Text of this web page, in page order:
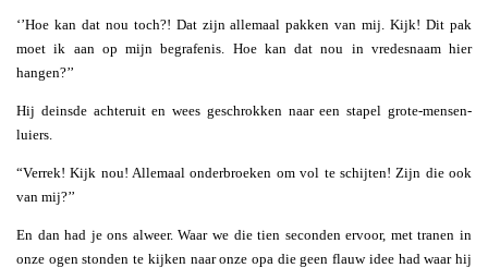
‘’Hoe kan dat nou toch?! Dat zijn allemaal pakken van mij. Kijk! Dit pak
moet ik aan op mijn begrafenis. Hoe kan dat nou in vredesnaam hier
hangen?’’
Hij deinsde achteruit en wees geschrokken naar een stapel grote-mensen-
luiers.
“Verrek! Kijk nou! Allemaal onderbroeken om vol te schijten! Zijn die ook
van mij?’’
En dan had je ons alweer. Waar we die tien seconden ervoor, met tranen in
onze ogen stonden te kijken naar onze opa die geen flauw idee had waar hij